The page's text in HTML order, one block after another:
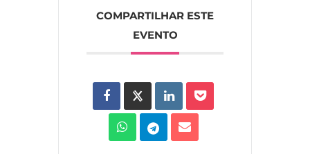
COMPARTILHAR ESTE
EVENTO